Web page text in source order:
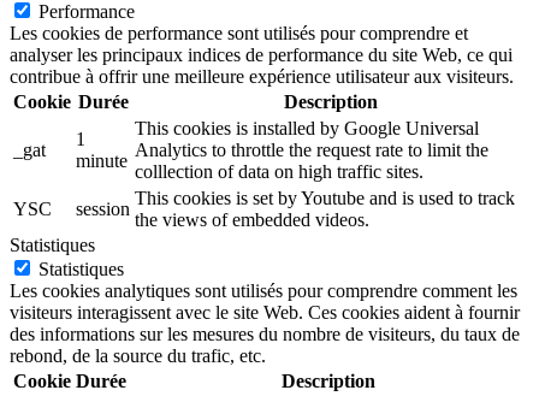
Performance
Les cookies de performance sont utilisés pour comprendre et
analyser les principaux indices de performance du site Web, ce qui
contribue à offrir une meilleure expérience utilisateur aux visiteurs.
Cookie Durée Description
_gat
1
minute
This cookies is installed by Google Universal
Analytics to throttle the request rate to limit the
colllection of data on high traffic sites.
YSC
session
This cookies is set by Youtube and is used to track
the views of embedded videos.
Statistiques
Statistiques
Les cookies analytiques sont utilisés pour comprendre comment les
visiteurs interagissent avec le site Web. Ces cookies aident à fournir
des informations sur les mesures du nombre de visiteurs, du taux de
rebond, de la source du trafic, etc.
Cookie Durée Description